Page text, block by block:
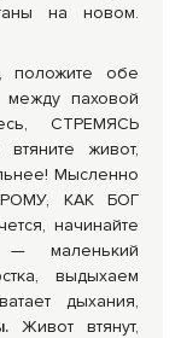
на новом.
положите обе
паховой
СТРЕМЯСЬ
живот,
Мысленно
КАК БОГ
начинайте
— маленький
выдыхаем
дыхания,
Живот втянут,